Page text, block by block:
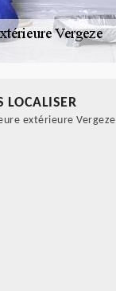
LOCALISER
extérieure Vergeze